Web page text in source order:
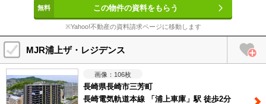
この物件の資料をもらう
※Yahoo!不動産の資料請求ページに移動します
MJR浦上ザ・レジデンス
106枚
長崎県長崎市三芳町
長崎電気軌道本線 「浦上車庫」駅 徒歩2分